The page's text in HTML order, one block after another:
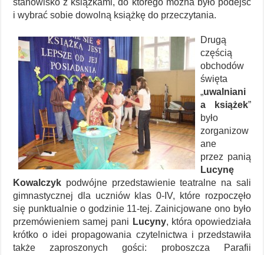
stanowisko z książkami, do którego można było podejść
i wybrać sobie dowolną książkę do przeczytania.
Drugą
częścią
obchodów
święta
„uwalniani
a książek”
było
zorganizow
ane
przez panią
Lucynę
Kowalczyk podwójne przedstawienie teatralne na sali
gimnastycznej dla uczniów klas 0-IV, które rozpoczęło
się punktualnie o godzinie 11-tej. Zainicjowane ono było
przemówieniem samej pani Lucyny, która opowiedziała
krótko o idei propagowania czytelnictwa i przedstawiła
także zaproszonych gości: proboszcza Parafii